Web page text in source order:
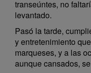
transeúntes, no
levantado.
Pasó la tarde,
y entretenimiento
marqueses, y a las
aunque cansados,